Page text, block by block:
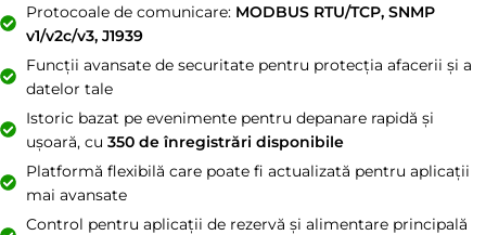
Protocoale de comunicare: MODBUS RTU/TCP, SNMP
v1/v2c/v3, J1939
Funcții avansate de securitate pentru protecția afacerii și a
datelor tale
Istoric bazat pe evenimente pentru depanare rapidă și
ușoară, cu 350 de înregistrări disponibile
Platformă flexibilă care poate fi actualizată pentru aplicații
mai avansate
Control pentru aplicații de rezervă și alimentare principală